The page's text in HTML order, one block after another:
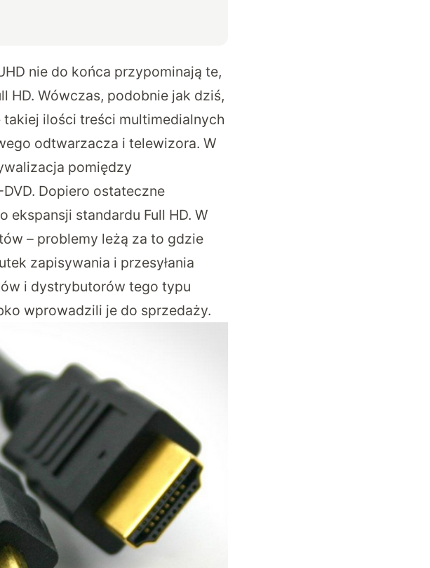
nie do końca przypominają te,
HD. Wówczas, podobnie jak dziś,
takiej ilości treści multimedialnych
odtwarzacza i telewizora. W
pomiędzy
Dopiero ostateczne
standardu Full HD. W
– problemy leżą za to gdzie
zapisywania i przesyłania
i dystrybutorów tego typu
wprowadzili je do sprzedaży.